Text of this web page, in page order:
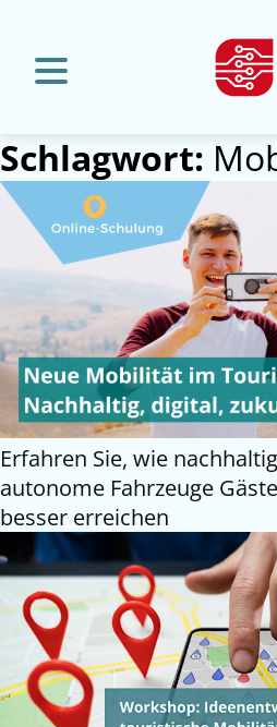
Schlagwort:
Erfahren Sie, wie
autonome Fahrzeuge
besser erreichen